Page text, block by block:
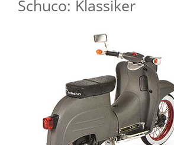
Schuco: Klassiker